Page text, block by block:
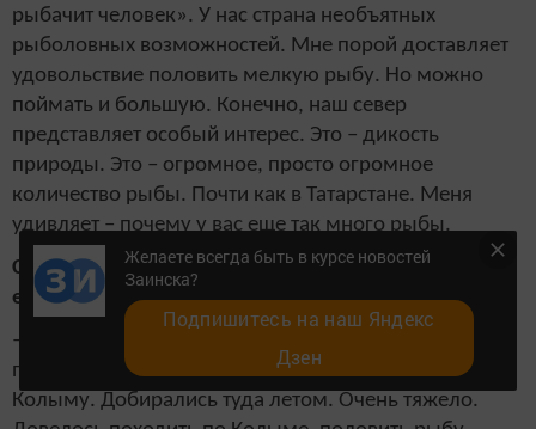
рыбачит человек». У нас страна необъятных
рыболовных возможностей. Мне порой доставляет
удовольствие половить мелкую рыбу. Но можно
поймать и большую. Конечно, наш север
представляет особый интерес. Это – дикость
природы. Это – огромное, просто огромное
количество рыбы. Почти как в Татарстане. Меня
удивляет – почему у вас еще так много рыбы.
Слава Богу, что у нас пока не как в Астрахани, куда
ездят миллионами рыбные туристы.
– Из последних таких командировок, например, в
прошлом году мне удалось съездить на речку
Колыму. Добирались туда летом. Очень тяжело.
Желаете всегда быть в курсе новостей
Заинска?
Подпишитесь на наш Яндекс
Дзен